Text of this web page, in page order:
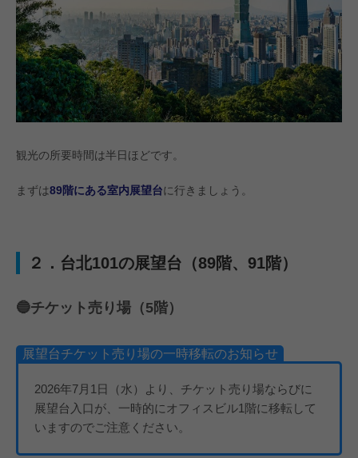
観光の所要時間は半日ほどです。
まずは89階にある室内展望台に行きましょう。
２．台北101の展望台（89階、91階）
🔵チケット売り場（5階）
展望台チケット売り場の一時移転のお知らせ
2026年7月1日（水）より、チケット売り場ならびに
展望台入口が、一時的にオフィスビル1階に移転して
いますのでご注意ください。